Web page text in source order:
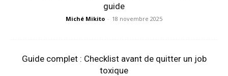
guide
Miché Mikito - 18 novembre 2025
Guide complet : Checklist avant de quitter un job
toxique